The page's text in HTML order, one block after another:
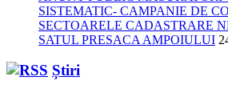
SISTEMATIC- CAMPANIE DE
SECTOARELE CADASTRARE
SATUL PRESACA AMPOIULUI
Știri